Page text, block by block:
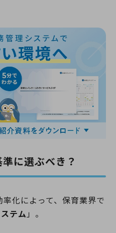
に選ぶべき？
化によって、保育業界で
テム 」。